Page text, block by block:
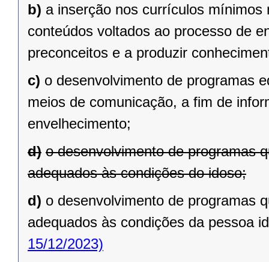
b) a inserção nos currículos
conteúdos voltados ao processo de
preconceitos e a produzir
c) o desenvolvimento de programas
meios de comunicação, a fim de
envelhecimento;
d) o desenvolvimento de programas
adequados às condições do idoso;
d) o desenvolvimento de programas
adequados às condições da pessoa
15/12/2023)